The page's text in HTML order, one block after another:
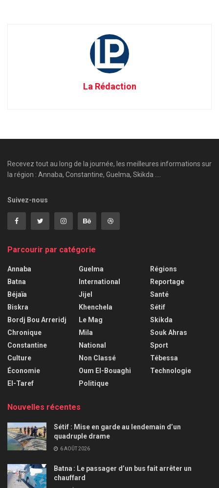
La Rédaction
Recevez tout au long de la journée, les meilleures informations sur
la région : Annaba, Constantine, Guelma, Skikda ....
Suivez-nous
Parcourir par catégorie
Annaba
Batna
Béjaïa
Biskra
Bordj Bou Arreridj
Chronique
Constantine
Culture
Économie
El-Taref
Guelma
International
Jijel
Khenchela
Le Mag
Mila
National
Non Classé
Oum El-Bouaghi
Politique
Régions
Reportage
Santé
Sétif
Skikda
Souk Ahras
Sport
Tébessa
Technologie
Nouvelles récentes
Sétif : Mise en garde au lendemain d’un
quadruple drame
6 AOÛT 2026
Batna : Le passager d’un bus fait arrêter un
chauffard